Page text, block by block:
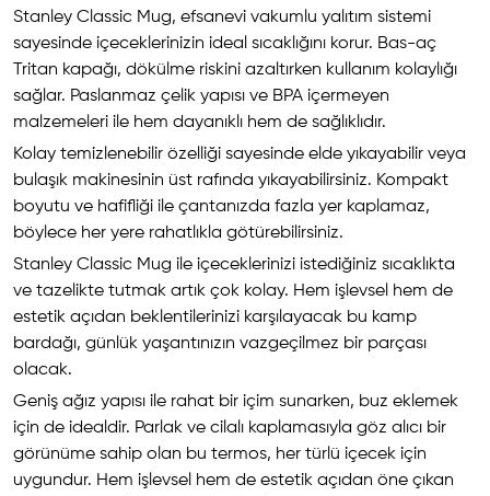
Stanley Classic Mug, efsanevi vakumlu yalıtım sistemi
sayesinde içeceklerinizin ideal sıcaklığını korur. Bas-aç
Tritan kapağı, dökülme riskini azaltırken kullanım kolaylığı
sağlar. Paslanmaz çelik yapısı ve BPA içermeyen
malzemeleri ile hem dayanıklı hem de sağlıklıdır.
Kolay temizlenebilir özelliği sayesinde elde yıkayabilir veya
bulaşık makinesinin üst rafında yıkayabilirsiniz. Kompakt
boyutu ve hafifliği ile çantanızda fazla yer kaplamaz,
böylece her yere rahatlıkla götürebilirsiniz.
Stanley Classic Mug ile içeceklerinizi istediğiniz sıcaklıkta
ve tazelikte tutmak artık çok kolay. Hem işlevsel hem de
estetik açıdan beklentilerinizi karşılayacak bu kamp
bardağı, günlük yaşantınızın vazgeçilmez bir parçası
olacak.
Geniş ağız yapısı ile rahat bir içim sunarken, buz eklemek
için de idealdir. Parlak ve cilalı kaplamasıyla göz alıcı bir
görünüme sahip olan bu termos, her türlü içecek için
uygundur. Hem işlevsel hem de estetik açıdan öne çıkan